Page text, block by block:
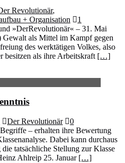
Revolutionär,
+ Organisation
1
»DerRevolutionär« – 31. Mai
Gewalt als Mittel im Kampf gegen
des werktätigen Volkes, also
besitzen als ihre Arbeitskraft […]
Der Revolutionär
0
– erhalten ihre Bewertung
Dabei kann durchaus
tatsächliche Stellung zur Klasse
Ahlreip 25. Januar […]